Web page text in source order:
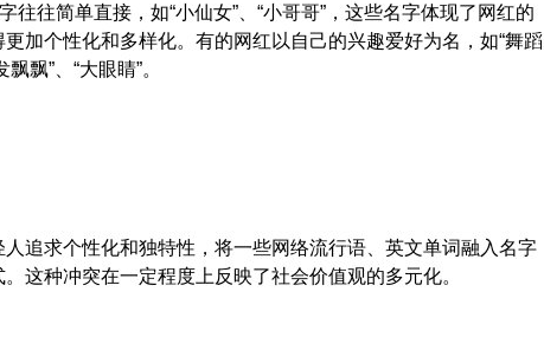
往简单直接，如“小仙女”、“小哥哥”，这些名字体现了网红的
加个性化和多样化。有的网红以自己的兴趣爱好为名，如“舞蹈
飘”、“大眼睛”。
追求个性化和独特性，将一些网络流行语、英文单词融入名字
这种冲突在一定程度上反映了社会价值观的多元化。